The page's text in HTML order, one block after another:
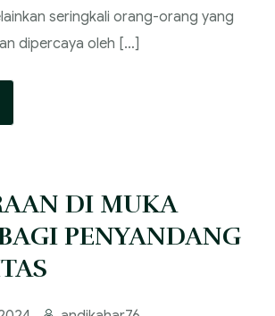
seringkali orang-orang yang
dipercaya oleh […]
DI MUKA
PENYANDANG